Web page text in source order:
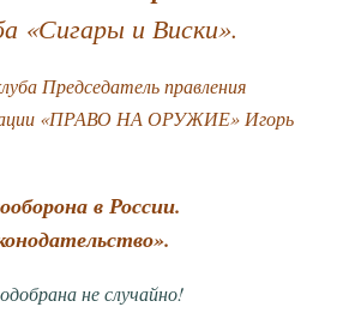
«Сигары и Виски».
Председатель правления
«ПРАВО НА ОРУЖИЕ» Игорь
в России.
не случайно!